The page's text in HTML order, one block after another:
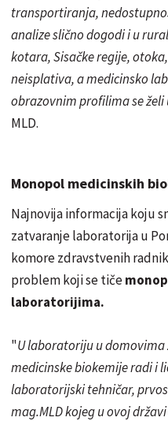
transportiranja,
analize slično dogodi i u
kotara, Sisačke regije,
neisplativa, a medicinsko
obrazovnim profilima se
MLD.
Monopol medicinskih
Najnovija informacija koju
zatvaranje laboratorija u
komore zdravstvenih
problem koji se tiče
laboratorijima.
"U laboratoriju u
medicinske biokemije radi i
laboratorijski tehničar,
mag.MLD kojeg u ovoj